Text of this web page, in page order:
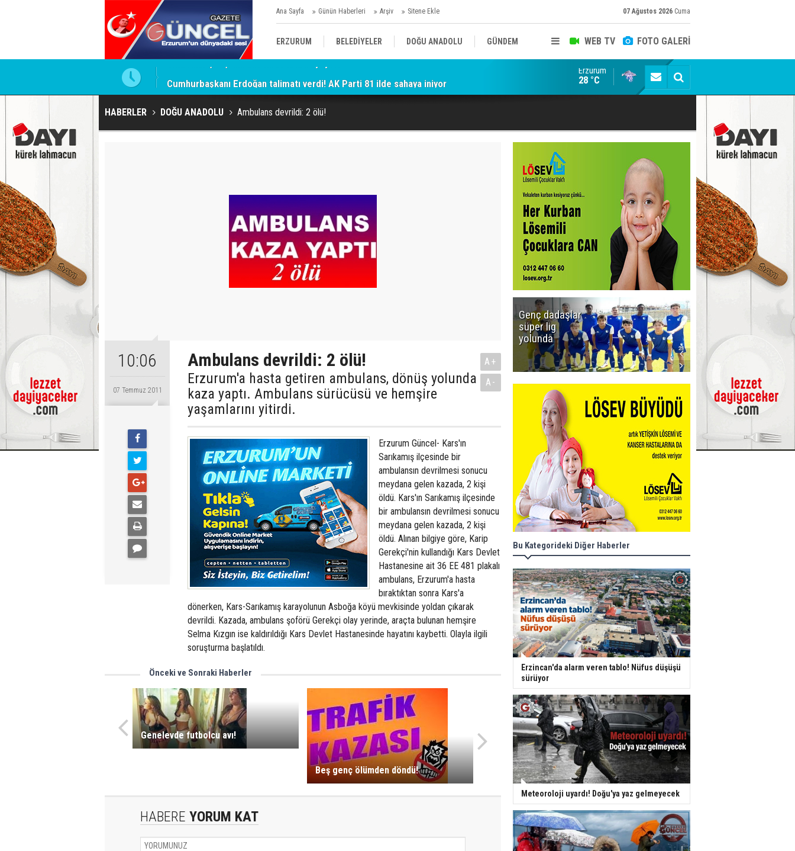
Ana Sayfa Günün Haberleri Arşiv Sitene Ekle 07 Ağustos 2026 Cuma
WEB TV FOTO GALERİ
ERZURUM BELEDİYELER DOĞU ANADOLU GÜNDEM
KÜLTÜR/SANAT//MAĞAZİN
Cumhurbaşkanı Erdoğan talimatı verdi! AK Parti 81 ilde sahaya iniyor Genç dadaşlar süper lig yolunda
Erzurum
28 °C
HABERLER DOĞU ANADOLU Ambulans devrildi: 2 ölü!
10:06
07 Temmuz 2011
Ambulans devrildi: 2 ölü!
Erzurum'a hasta getiren ambulans, dönüş yolunda
kaza yaptı. Ambulans sürücüsü ve hemşire
yaşamlarını yitirdi.
A+
A-
Erzurum Güncel- Kars'ın
Sarıkamış ilçesinde bir
ambulansın devrilmesi sonucu
meydana gelen kazada, 2 kişi
öldü. Kars'ın Sarıkamış ilçesinde
bir ambulansın devrilmesi sonucu
meydana gelen kazada, 2 kişi
öldü. Alınan bilgiye göre, Karip
Gerekçi'nin kullandığı Kars Devlet
Hastanesine ait 36 EE 481 plakalı
ambulans, Erzurum'a hasta
bıraktıktan sonra Kars'a
dönerken, Kars-Sarıkamış karayolunun Asboğa köyü mevkisinde yoldan çıkarak
devrildi. Kazada, ambulans şoförü Gerekçi olay yerinde, araçta bulunan hemşire
Selma Kızgın ise kaldırıldığı Kars Devlet Hastanesinde hayatını kaybetti. Olayla ilgili
soruşturma başlatıldı.
Önceki ve Sonraki Haberler
Genelevde futbolcu avı!
Beş genç ölümden döndü!
HABERE YORUM KAT
Genç dadaşlar
süper lig
yolunda
Kiralık Yat
Seçenekleri ile
Tekne Tatilini
Planlayın
Bu Kategorideki Diğer Haberler
Erzincan'da alarm veren tablo! Nüfus düşüşü
sürüyor
Meteoroloji uyardı! Doğu'ya yaz gelmeyecek